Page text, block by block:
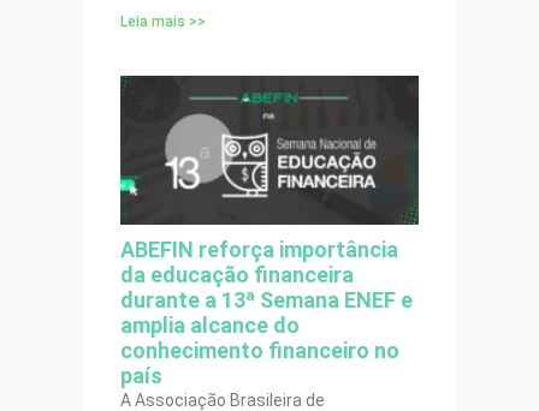
Leia mais >>
ABEFIN reforça importância
da educação financeira
durante a 13ª Semana ENEF e
amplia alcance do
conhecimento financeiro no
país
A Associação Brasileira de